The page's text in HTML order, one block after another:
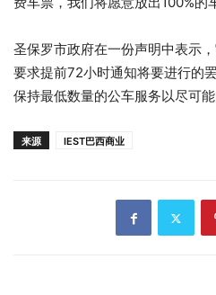
圣保罗市政府在一份声明中表示
要求提前72小时通知将要进行的
保持最低数量的公车服务以尽可
来源 IEST巴西商业